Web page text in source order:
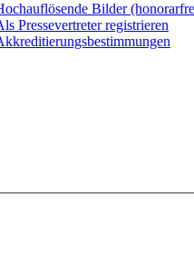
Bilder
Pressevertreter registrieren